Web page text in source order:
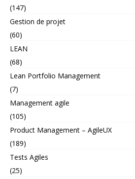
(147)
Gestion de projet
(60)
LEAN
(68)
Lean Portfolio Management
(7)
Management agile
(105)
Product Management – AgileUX
(189)
Tests Agiles
(25)